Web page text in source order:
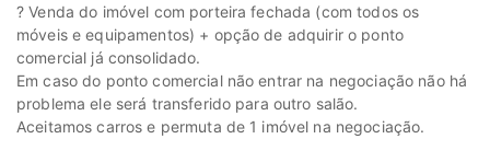
? Venda do imóvel com porteira fechada (com todos os
móveis e equipamentos) + opção de adquirir o ponto
comercial já consolidado.
Em caso do ponto comercial não entrar na negociação não há
problema ele será transferido para outro salão.
Aceitamos carros e permuta de 1 imóvel na negociação.